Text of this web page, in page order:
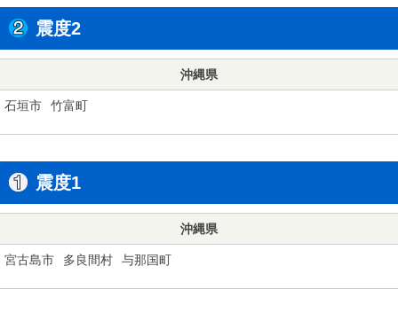
震度2
沖縄県
石垣市 竹富町
震度1
沖縄県
宮古島市 多良間村 与那国町